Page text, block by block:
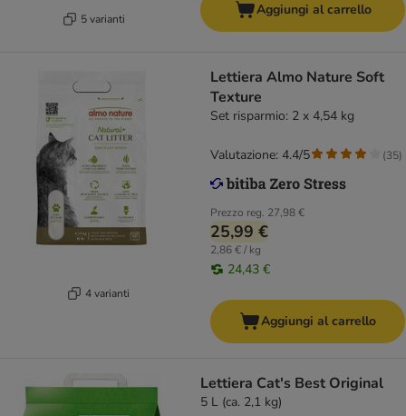
5 varianti
Aggiungi al carrello
4 varianti
Lettiera Almo Nature Soft
Texture
Set risparmio: 2 x 4,54 kg
Prezzo reg. 27,98 €
25,99 €
2,86 € / kg
24,43 €
Valutazione: 4.4/5 (35)
Aggiungi al carrello
Lettiera Cat's Best Original
5 L (ca. 2,1 kg)